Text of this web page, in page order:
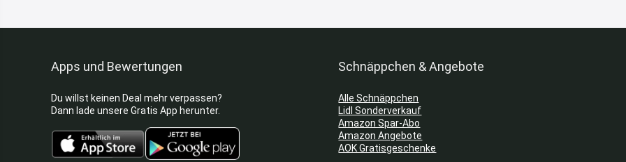
Apps und Bewertungen
Du willst keinen Deal mehr verpassen?
Dann lade unsere Gratis App herunter.
Schnäppchen & Angebote
Alle Schnäppchen
Lidl Sonderverkauf
Amazon Spar-Abo
Amazon Angebote
AOK Gratisgeschenke